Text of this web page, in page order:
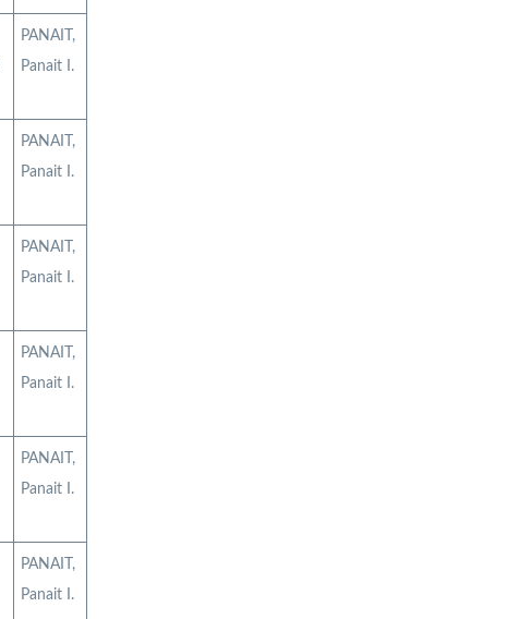
PANAIT,
Panait I.
PANAIT,
Panait I.
PANAIT,
Panait I.
PANAIT,
Panait I.
PANAIT,
Panait I.
PANAIT,
Panait I.